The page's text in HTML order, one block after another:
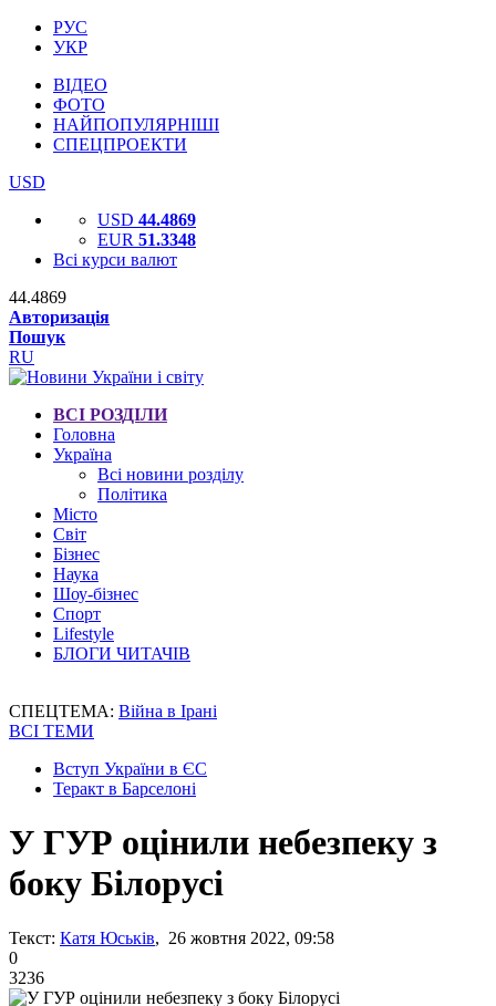
РУС
УКР
ВІДЕО
ФОТО
НАЙПОПУЛЯРНІШІ
СПЕЦПРОЕКТИ
USD
USD 44.4869
EUR 51.3348
Всі курси валют
44.4869
Авторизація
Пошук
RU
ВСІ РОЗДІЛИ
Головна
Україна
Всі новини розділу
Політика
Місто
Світ
Бізнес
Наука
Шоу-бізнес
Спорт
Lifestyle
БЛОГИ ЧИТАЧІВ
СПЕЦТЕМА: Війна в Ірані
ВСІ ТЕМИ
Вступ України в ЄС
Теракт в Барселоні
У ГУР оцінили небезпеку з
боку Білорусі
Текст: Катя Юськів, 26 жовтня 2022, 09:58
0
3236